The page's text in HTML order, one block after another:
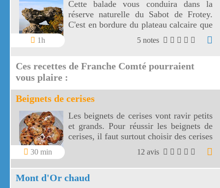
1h
Cette balade vous conduira dans la
réserve naturelle du Sabot de Frotey.
C'est en bordure du plateau calcaire que
le Sabot de Frotey s'est formé.
5 notes
Ces recettes de Franche Comté pourraient
vous plaire :
Beignets de cerises
30 min
Les beignets de cerises vont ravir petits
et grands. Pour réussir les beignets de
cerises, il faut surtout choisir des cerises
bien noires et bien mûres.
12 avis
Mont d'Or chaud